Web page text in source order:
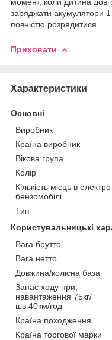
заряджати акумулятори
повністю розрядитися.
Приховати
Характеристики
Основні
Виробник
Країна виробник
Вікова група
Колір
Кількість місць в
бензомобілі
Тип
Користувальницькі
Вага брутто
Вага нетто
Довжина/колісна база
Запас ходу при,
навантаження 75кг/
шв.40км/год
Країна походження
Країна торгової марки